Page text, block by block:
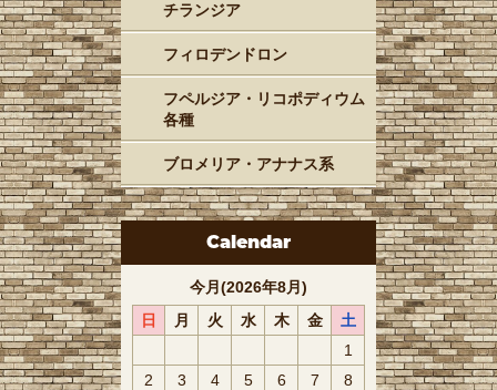
チランジア
フィロデンドロン
フペルジア・リコポディウム
各種
ブロメリア・アナナス系
Calendar
今月(2026年8月)
日
月 火 水 木 金
土
1
2
3 4 5 6 7
8